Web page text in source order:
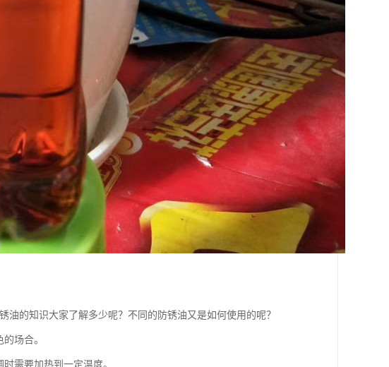
的知识大家了解多少呢？不同的防锈油又是如何使用的呢？
场合。
需要加热到一定温度。